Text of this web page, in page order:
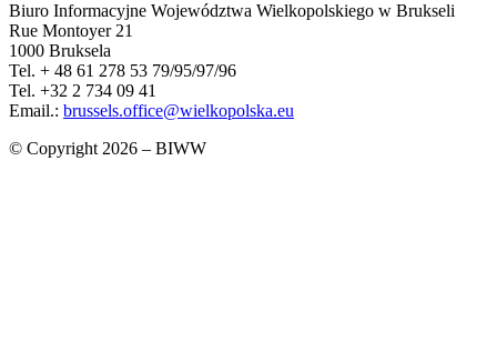
Biuro Informacyjne Województwa Wielkopolskiego w Brukseli
Rue Montoyer 21
1000 Bruksela
Tel. + 48 61 278 53 79/95/97/96
Tel. +32 2 734 09 41
Email.: brussels.office@wielkopolska.eu
© Copyright 2026 – BIWW